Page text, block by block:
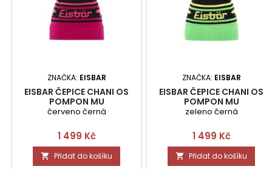
ZNAČKA: EISBAR
EISBAR ČEPICE CHANI OS
POMPON MU
červeno černá
Cena
1 499 Kč
 Přidat do košíku
ZNAČKA: EISBAR
EISBAR ČEPICE CHANI OS
POMPON MU
zeleno černá
Cena
1 499 Kč
 Přidat do košíku